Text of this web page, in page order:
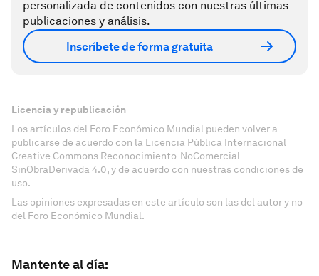
personalizada de contenidos con nuestras últimas
publicaciones y análisis.
Inscríbete de forma gratuita
Licencia y republicación
Los artículos del Foro Económico Mundial pueden volver a
publicarse de acuerdo con la Licencia Pública Internacional
Creative Commons Reconocimiento-NoComercial-
SinObraDerivada 4.0, y de acuerdo con nuestras condiciones de
uso.
Las opiniones expresadas en este artículo son las del autor y no
del Foro Económico Mundial.
Mantente al día: